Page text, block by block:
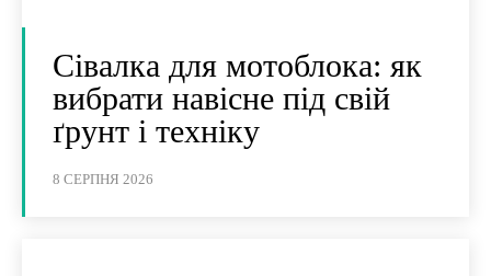
Сівалка для мотоблока: як
вибрати навісне під свій
ґрунт і техніку
8 СЕРПНЯ 2026